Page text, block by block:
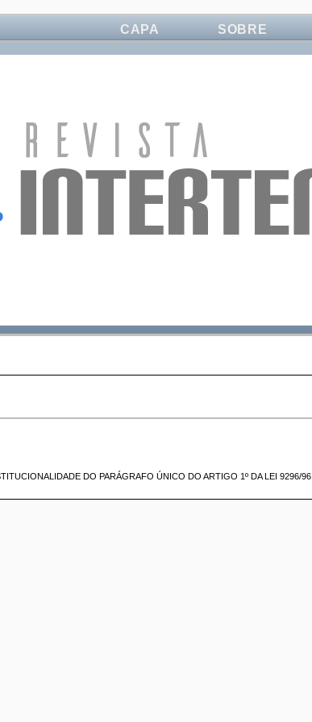
CAPA SOBRE
DO PARÁGRAFO ÚNICO DO ARTIGO 1º DA LEI 9296/96